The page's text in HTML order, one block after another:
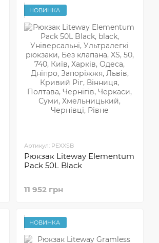
НОВИНКА
Артикул: PEXXSB
Рюкзак Liteway Elementum
Pack 50L Black
11 952 грн
НОВИНКА